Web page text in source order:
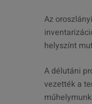
Az
helyszínt
A délutáni
vezették a